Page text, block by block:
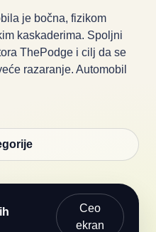
je bočna, fizikom
kaskaderima. Spoljni
ThePodge i cilj da se
razaranje. Automobil
Ceo
ekran